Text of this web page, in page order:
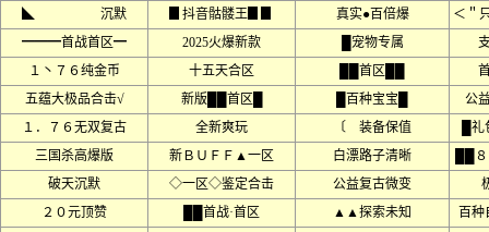
◣ 沉默
▊抖音骷髅王▊▊ 真实●百倍爆
＜＂
━━━首战首区━
2025火爆新款 █宠物专属
１丶７６纯金币
十五天合区 ██首区██
五蕴大极品合击√
新版██首区█ █百种宝宝█
公
１．７６无双复古
全新爽玩 〔 装备保值
█
三国杀高爆版
新ＢＵＦＦ▲一区 白漂路子清晰
██
破天沉默
◇一区◇鉴定合击 公益复古微变
２０元顶赞
██首战·首区 ▲▲探索未知
百种